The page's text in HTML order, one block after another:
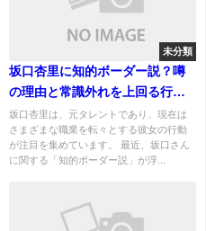
未分類
坂口杏里に知的ボーダー説？噂
の理由と常識外れを上回る行動
の真相
坂口杏里は、元タレントであり、現在は
さまざまな職業を転々とする彼女の行動
が注目を集めています。 最近、坂口さん
に関する「知的ボーダー説」が浮...